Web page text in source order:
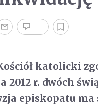
katolicki
2012 r. dwóch
episkopatu